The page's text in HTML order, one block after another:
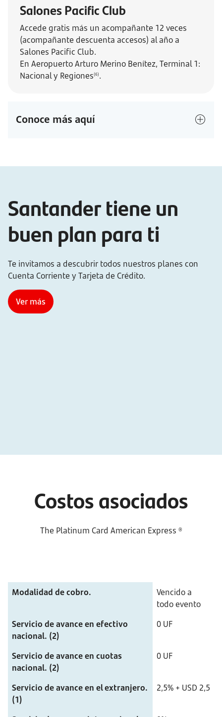
Salones Pacific Club
Accede gratis más un acompañante 12 veces
(acompañante descuenta accesos) al año a
Salones Pacific Club.
En Aeropuerto Arturo Merino Benítez, Terminal 1:
Nacional y Regiones(6).
Conoce más aquí
Santander tiene un
buen plan para ti
Te invitamos a descubrir todos nuestros planes con
Cuenta Corriente y Tarjeta de Crédito.
Ver más
Costos asociados
The Platinum Card American Express ®
Modalidad de cobro.
Vencido a
todo evento
Servicio de avance en efectivo
nacional. (2)
0 UF
Servicio de avance en cuotas
nacional. (2)
0 UF
Servicio de avance en el extranjero.
(1)
2,5% + USD 2,5